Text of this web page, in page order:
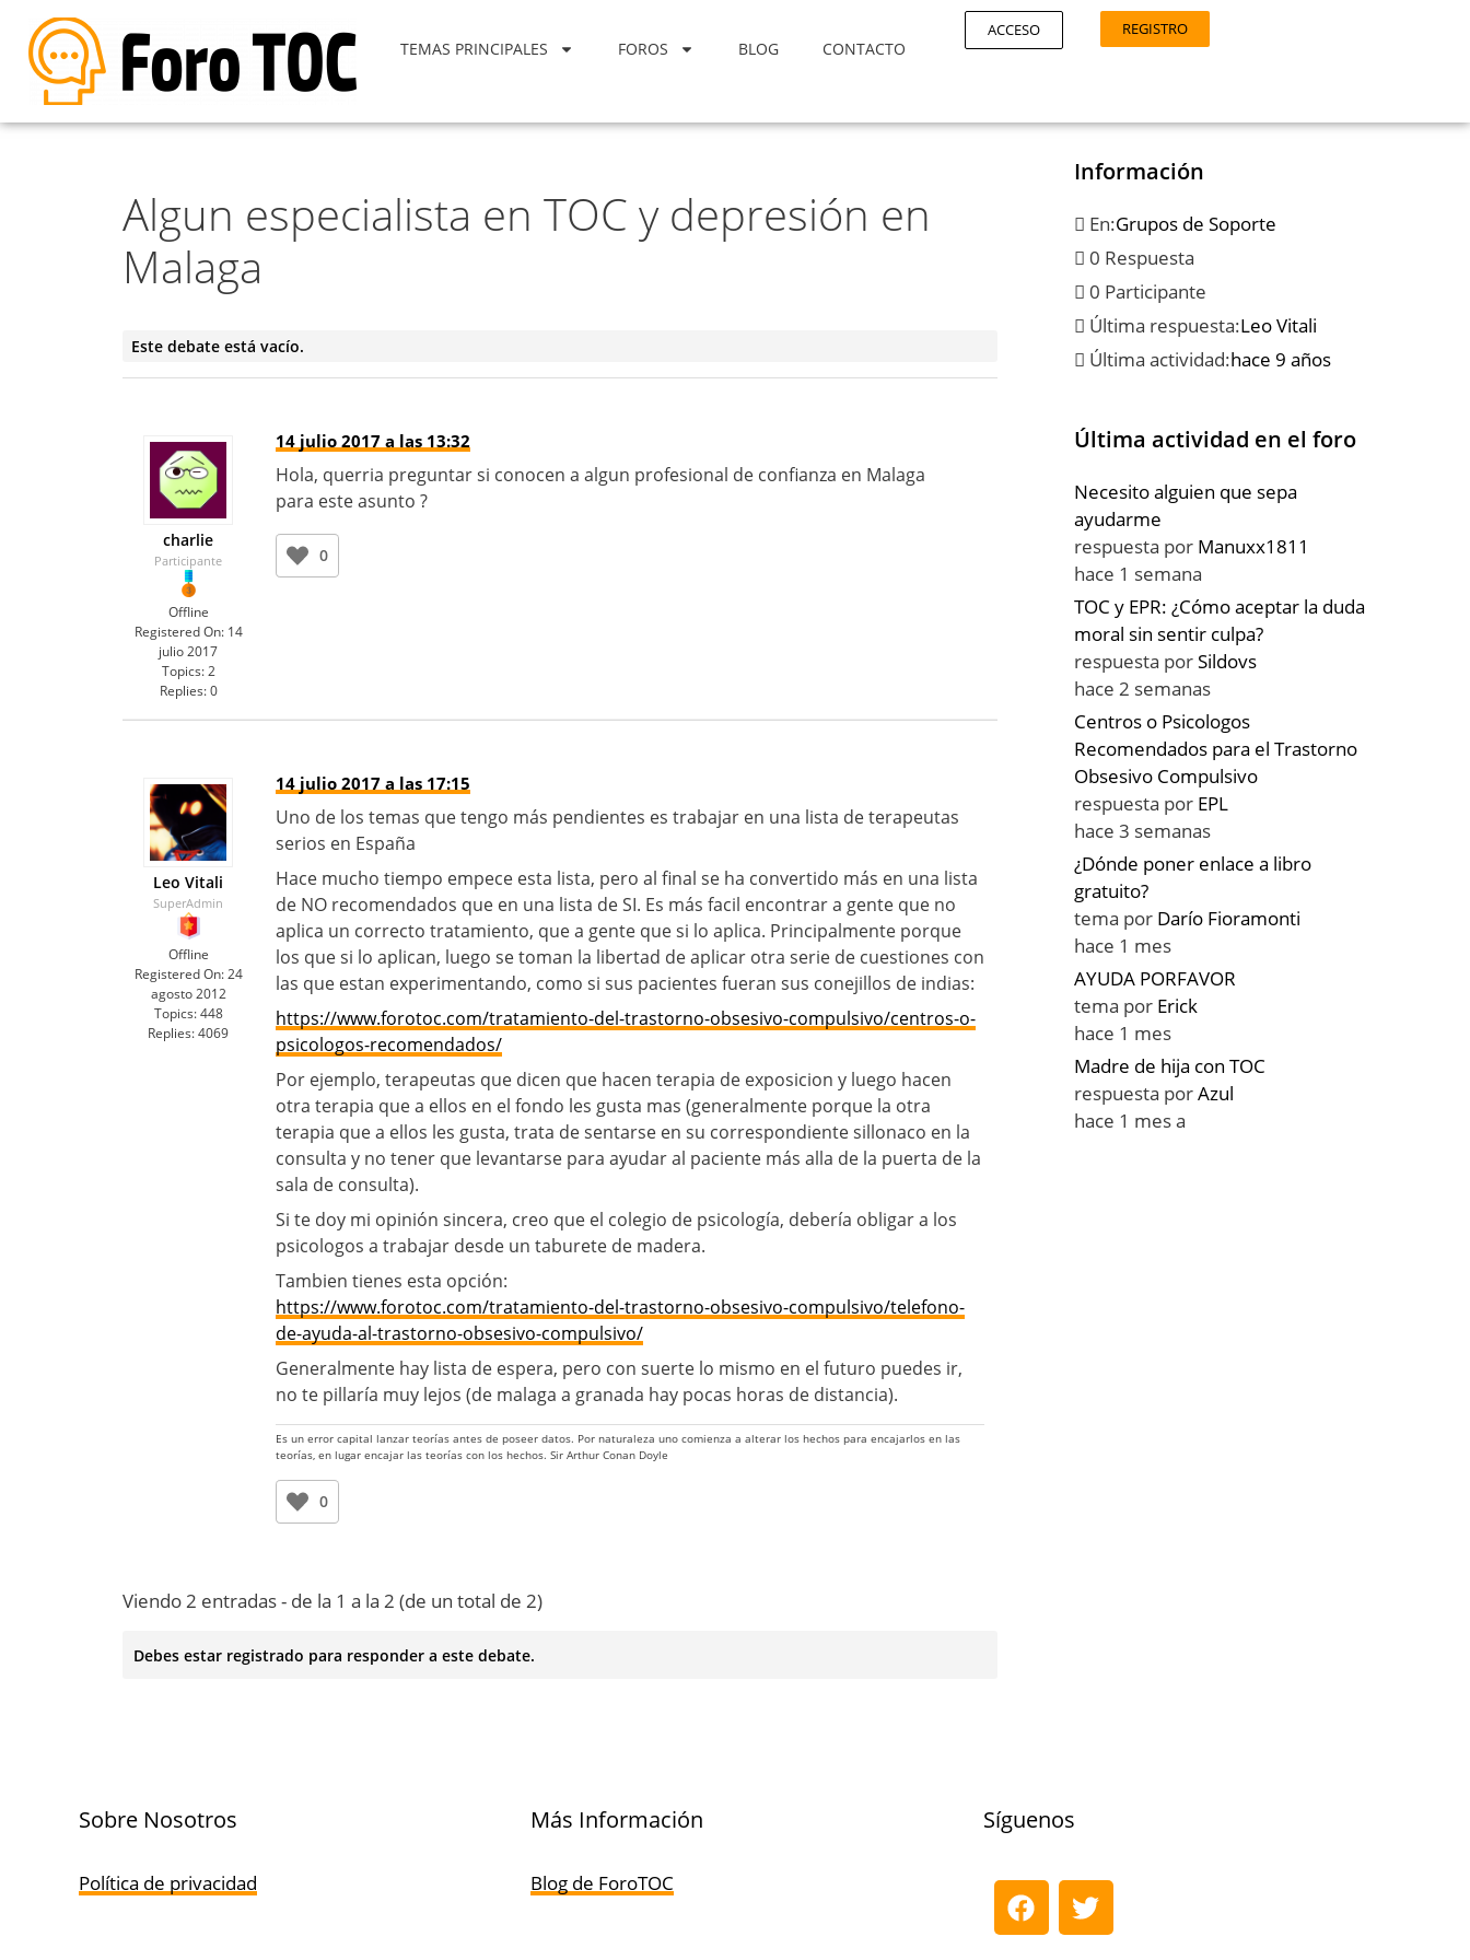
TEMAS PRINCIPALES FOROS BLOG CONTACTO
ACCESO REGISTRO
Algun especialista en TOC y depresión en
Malaga
Este debate está vacío.
charlie
Participante
Offline
Registered On: 14
julio 2017
Topics: 2
Replies: 0
14 julio 2017 a las 13:32
Hola, querria preguntar si conocen a algun profesional de confianza en Malaga
para este asunto ?
0
Leo Vitali
SuperAdmin
Offline
Registered On: 24
agosto 2012
Topics: 448
Replies:4069
14 julio 2017 a las 17:15
Uno de los temas que tengo más pendientes es trabajar en una lista de terapeutas
serios en España
Hace mucho tiempo empece esta lista, pero al final se ha convertido más en una lista
de NO recomendados que en una lista de SI. Es más facil encontrar a gente que no
aplica un correcto tratamiento, que a gente que si lo aplica. Principalmente porque
los que si lo aplican, luego se toman la libertad de aplicar otra serie de cuestiones con
las que estan experimentando, como si sus pacientes fueran sus conejillos de indias:
https://www.forotoc.com/tratamiento-del-trastorno-obsesivo-compulsivo/centros-o-
psicologos-recomendados/
Por ejemplo, terapeutas que dicen que hacen terapia de exposicion y luego hacen
otra terapia que a ellos en el fondo les gusta mas (generalmente porque la otra
terapia que a ellos les gusta, trata de sentarse en su correspondiente sillonaco en la
consulta y no tener que levantarse para ayudar al paciente más alla de la puerta de la
sala de consulta).
Si te doy mi opinión sincera, creo que el colegio de psicología, debería obligar a los
psicologos a trabajar desde un taburete de madera.
Tambien tienes esta opción:
https://www.forotoc.com/tratamiento-del-trastorno-obsesivo-compulsivo/telefono-
de-ayuda-al-trastorno-obsesivo-compulsivo/
Generalmente hay lista de espera, pero con suerte lo mismo en el futuro puedes ir,
no te pillaría muy lejos (de malaga a granada hay pocas horas de distancia).
Es un error capital lanzar teorías antes de poseer datos. Por naturaleza uno comienza a alterar los hechos para encajarlos en las
teorías, en lugar encajar las teorías con los hechos. Sir Arthur Conan Doyle
0
Viendo 2 entradas - de la 1 a la 2 (de un total de 2)
Debes estar registrado para responder a este debate.
Información
En:Grupos de Soporte
0 Respuesta
0 Participante
Última respuesta:Leo Vitali
Última actividad:hace 9 años
Última actividad en el foro
Necesito alguien que sepa
ayudarme
respuesta por Manuxx1811
hace 1 semana
TOC y EPR: ¿Cómo aceptar la duda
moral sin sentir culpa?
respuesta porSildovs
hace 2 semanas
Centros o Psicologos
Recomendados para el Trastorno
Obsesivo Compulsivo
respuesta por EPL
hace 3 semanas
¿Dónde poner enlace a libro
gratuito?
tema por Darío Fioramonti
hace 1 mes
AYUDA PORFAVOR
tema por Erick
hace 1 mes
Madre de hija con TOC
respuesta porAzul
hace 1 mes a
Sobre Nosotros
Política de privacidad
Más Información
Blog de ForoTOC
Síguenos